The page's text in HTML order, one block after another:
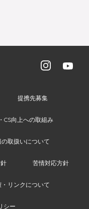
提携先募集
CS向上への取組み
取扱いについて
苦情対応方針
リンクについて
シー